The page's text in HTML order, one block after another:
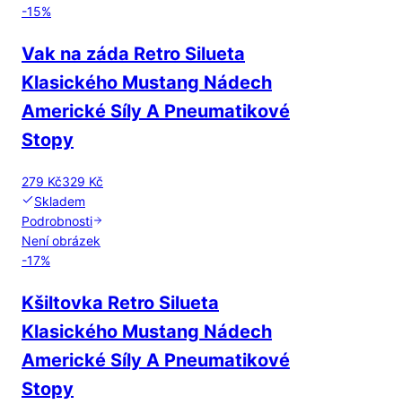
-15%
Vak na záda Retro Silueta
Klasického Mustang Nádech
Americké Síly A Pneumatikové
Stopy
279 Kč329 Kč
Skladem
Podrobnosti
Není obrázek
-17%
Kšiltovka Retro Silueta
Klasického Mustang Nádech
Americké Síly A Pneumatikové
Stopy